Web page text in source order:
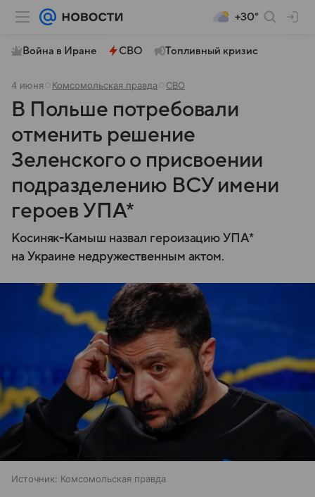
+30°
Война в Иране СВО Топливный кризис
4 июня Комсомольская правда СВО
В Польше потребовали
отменить решение
Зеленского о присвоении
подразделению ВСУ имени
героев УПА*
Косиняк-Камыш назвал героизацию УПА*
на Украине недружественным актом.
Источник: Комсомольская правда